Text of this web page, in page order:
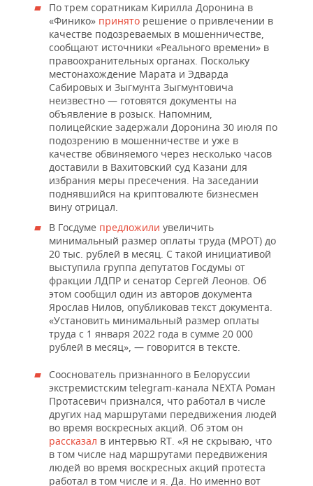
ВОЛЕЙБОЛ
КИБЕРСПОРТ
ФИГУРНОЕ КАТАНИЕ
ВОДНЫЕ ВИДЫ СПОРТА
ХОККЕЙ С МЯЧОМ
ИСТОРИЯ
КУЛЬТУРА
МЕДИЦИНА
ОБРАЗОВАНИЕ
ПРОИСШЕСТВИЯ
СПИСОК ПЕРСОН
СПИСОК КОМПАНИЙ
ПОЛНАЯ ВЕРСИЯ
По трем соратникам Кирилла Доронина в
«Финико» принято решение о привлечении в
качестве подозреваемых в мошенничестве,
сообщают источники «Реального времени» в
правоохранительных органах. Поскольку
местонахождение Марата и Эдварда
Сабировых и Зыгмунта Зыгмунтовича
неизвестно — готовятся документы на
объявление в розыск. Напомним,
полицейские задержали Доронина 30 июля по
подозрению в мошенничестве и уже в
качестве обвиняемого через несколько часов
доставили в Вахитовский суд Казани для
избрания меры пресечения. На заседании
поднявшийся на криптовалюте бизнесмен
вину отрицал.
В Госдуме предложили увеличить
минимальный размер оплаты труда (МРОТ) до
20 тыс. рублей в месяц. С такой инициативой
выступила группа депутатов Госдумы от
фракции ЛДПР и сенатор Сергей Леонов. Об
этом сообщил один из авторов документа
Ярослав Нилов, опубликовав текст документа.
«Установить минимальный размер оплаты
труда с 1 января 2022 года в сумме 20 000
рублей в месяц», — говорится в тексте.
Сооснователь признанного в Белоруссии
экстремистским telegram-канала NEXTA Роман
Протасевич признался, что работал в числе
других над маршрутами передвижения людей
во время воскресных акций. Об этом он
рассказал в интервью RT. «Я не скрываю, что
в том числе над маршрутами передвижения
людей во время воскресных акций протеста
работал в том числе и я. Да. Но именно вот